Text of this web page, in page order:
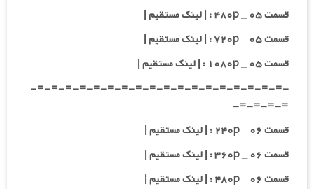
قسمت ۰۵ _ ۴۸۰p : | لینک مستقیم |
قسمت ۰۵ _ ۷۲۰p : | لینک مستقیم |
قسمت ۰۵ _ ۱۰۸۰p : | لینک مستقیم |
-=-=-=-=-=-=-=-=-=-=-=-=-=-=-=-=-=-=-
=-=-=-=-
قسمت ۰۶ _ ۲۴۰p : | لینک مستقیم |
قسمت ۰۶ _ ۳۶۰p : | لینک مستقیم |
قسمت ۰۶ _ ۴۸۰p : | لینک مستقیم |